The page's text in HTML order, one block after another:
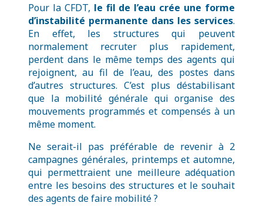
Pour la CFDT, le fil de l’eau crée une forme
d’instabilité permanente dans les services.
En effet, les structures qui peuvent
normalement recruter plus rapidement,
perdent dans le même temps des agents qui
rejoignent, au fil de l’eau, des postes dans
d’autres structures. C’est plus déstabilisant
que la mobilité générale qui organise des
mouvements programmés et compensés à un
même moment.
Ne serait-il pas préférable de revenir à 2
campagnes générales, printemps et automne,
qui permettraient une meilleure adéquation
entre les besoins des structures et le souhait
des agents de faire mobilité ?